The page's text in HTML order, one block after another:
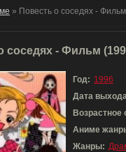
» Повесть о соседях -
соседях - Фильм
Год: 1996
Дата
Возрастное
Аниме
Жанры: